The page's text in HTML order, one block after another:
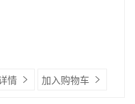
情 加入购物车